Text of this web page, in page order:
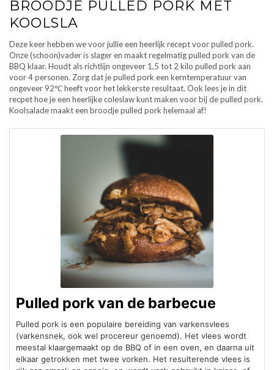
BROODJE PULLED PORK MET
KOOLSLA
Deze keer hebben we voor jullie een heerlijk recept voor pulled pork.
Onze (schoon)vader is slager en maakt regelmatig pulled pork van de
BBQ klaar. Houdt als richtlijn ongeveer 1,5 tot 2 kilo pulled pork aan
voor 4 personen. Zorg dat je pulled pork een kerntemperatuur van
ongeveer 92℃ heeft voor het lekkerste resultaat. Ook lees je in dit
recpet hoe je een heerlijke coleslaw kunt maken voor bij de pulled pork.
Koolsalade maakt een broodje pulled pork helemaal af!
Pulled pork van de barbecue
Pulled pork is een populaire bereiding van varkensvlees
(varkensnek, ook wel procereur genoemd). Het vlees wordt
meestal klaargemaakt op de BBQ of in een oven, en daarna uit
elkaar getrokken met twee vorken. Het resulterende vlees is